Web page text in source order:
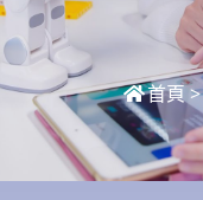
首頁>